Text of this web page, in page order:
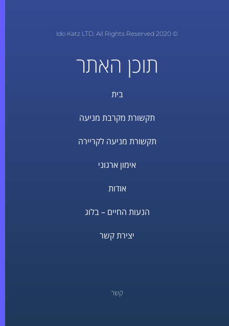
© 2020 Ido Katz LTD. All Rights Reserved
תוכן האתר
בית
תקשורת מקרבת מניעה
תקשורת מניעה לקריירה
אימון ארגוני
אודות
הנעות החיים – בלוג
יצירת קשר
קשר